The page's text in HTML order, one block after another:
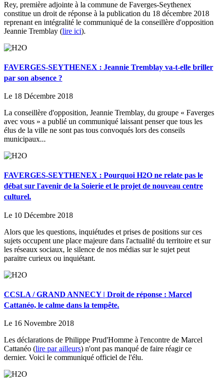
Rey, première adjointe à la commune de Faverges-Seythenex
constitue un droit de réponse à la publication du 18 décembre 2018
reprenant en intégralité le communiqué de la conseillère d'opposition
Jeannie Tremblay (lire ici).
FAVERGES-SEYTHENEX : Jeannie Tremblay va-t-elle briller
par son absence ?
Le 18 Décembre 2018
La conseillère d'opposition, Jeannie Tremblay, du groupe « Faverges
avec vous » a publié un communiqué laissant penser que tous les
élus de la ville ne sont pas tous convoqués lors des conseils
municipaux...
FAVERGES-SEYTHENEX : Pourquoi H2O ne relate pas le
débat sur l'avenir de la Soierie et le projet de nouveau centre
culturel.
Le 10 Décembre 2018
Alors que les questions, inquiétudes et prises de positions sur ces
sujets occupent une place majeure dans l'actualité du territoire et sur
les réseaux sociaux, le silence de nos médias sur le sujet peut
paraitre curieux ou inquiétant.
CCSLA / GRAND ANNECY | Droit de réponse : Marcel
Cattanéo, le calme dans la tempête.
Le 16 Novembre 2018
Les déclarations de Philippe Prud'Homme à l'encontre de Marcel
Cattanéo (lire par ailleurs) n'ont pas manqué de faire réagir ce
dernier. Voici le communiqué officiel de l'élu.